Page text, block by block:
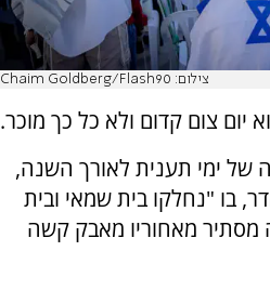
צילום: Chaim Goldberg/Flash90
יום צום קדום ולא כל כך מוכר.
של ימי תענית לאורך השנה,
בו "נחלקו בית שמאי ובית
מסתיר מאחוריו מאבק קשה